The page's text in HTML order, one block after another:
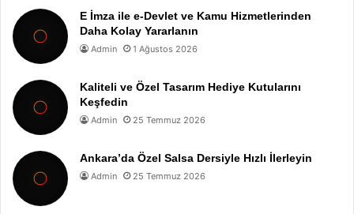
E İmza ile e-Devlet ve Kamu Hizmetlerinden
Daha Kolay Yararlanın
Admin 1 Ağustos 2026
Kaliteli ve Özel Tasarım Hediye Kutularını
Keşfedin
Admin 25 Temmuz 2026
Ankara’da Özel Salsa Dersiyle Hızlı İlerleyin
Admin 25 Temmuz 2026